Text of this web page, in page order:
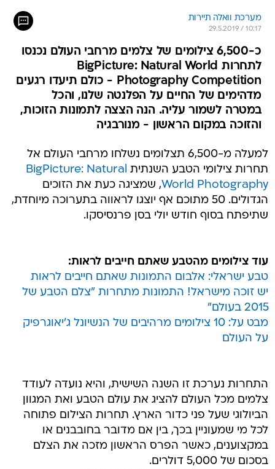
מערכת וואלה תיירות
29.5.2019 / 10:17
כ-6,500 צילומים של צלמים מרחבי העולם נכנסו
לתחרות BigPicture: Natural World
Photography Competition - כולם תיעדו רגעים
מדהימים של החיים על הפלנטה שלנו, והכל
במטרה לשמור עליה. הנה הצצה לתמונות הזוכות,
והזוכה במקום הראשון - מנורבגיה
למעלה מ-6,500 תצלומים נשלחו מרחבי העולם אל
תחרות צילומי הטבע השנתית BigPicture: Natural
World Photography, שמציגה כעת את הזוכים
הגדולים. 50 מתוכם אף יוצגו לראווה בתערוכה מיוחדת,
שתיפתח בסוף חודש יולי בסן פרנסיסקו.
עוד צילומים מהטבע שאתם חייבים לראות:
טבע ישראלי: אלבום התמונות שאתם חייבים לראות
יש זוכה מישראל! התמונות מתחרות "צלם הטבע של
2015 בעולם"
מבט על: 10 צילומים מרהיבים של הנשיונל ג'יאוגרפיק
על העולם
התחרות נערכת זו השנה השישית, והיא נועדה לעודד
צלמים מכל העולם להציג את עולם הטבע ואת המגוון
הביולוגי שעל פני כדור הארץ. תחרות הצילום פתוחה
לכל מי שמעוניין בכך, בין אם מדובר בחובבנים או
במקצוענים, כאשר הפרס הראשון מזכה את הצלם
בסכום של 5,000 דולרים.